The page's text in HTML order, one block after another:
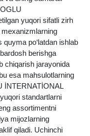
yuqori sifatli zirh
quyma po‘latdan ishlab
berishga
chiqarish jarayonida
esa mahsulotlarning
İNTERNATİONAL
standartlarni
assortimentni
mijozlarning
qiladi. Uchinchi